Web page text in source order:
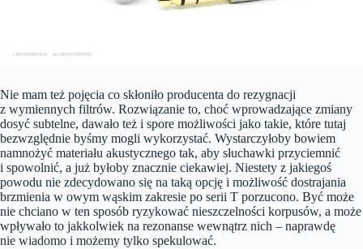
Nie mam też pojęcia co skłoniło producenta do rezygnacji
z wymiennych filtrów. Rozwiązanie to, choć wprowadzające zmiany
dosyć subtelne, dawało też i spore możliwości jako takie, które tutaj
bezwzględnie byśmy mogli wykorzystać. Wystarczyłoby bowiem
namnożyć materiału akustycznego tak, aby słuchawki przyciemnić
i spowolnić, a już byłoby znacznie ciekawiej. Niestety z jakiegoś
powodu nie zdecydowano się na taką opcję i możliwość dostrajania
brzmienia w owym wąskim zakresie po serii T porzucono. Być może
nie chciano w ten sposób ryzykować nieszczelności korpusów, a może
wpływało to jakkolwiek na rezonanse wewnątrz nich – naprawdę
nie wiadomo i możemy tylko spekulować.